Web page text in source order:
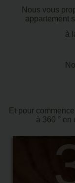
Nous vous
appartement
à
Et pour
à 360 °